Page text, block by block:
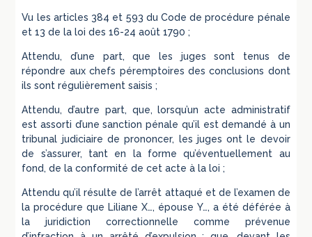
Vu les articles 384 et 593 du Code de procédure pénale
et 13 de la loi des 16-24 août 1790 ;
Attendu, d’une part, que les juges sont tenus de
répondre aux chefs péremptoires des conclusions dont
ils sont régulièrement saisis ;
Attendu, d’autre part, que, lorsqu’un acte administratif
est assorti d’une sanction pénale qu’il est demandé à un
tribunal judiciaire de prononcer, les juges ont le devoir
de s’assurer, tant en la forme qu’éventuellement au
fond, de la conformité de cet acte à la loi ;
Attendu qu’il résulte de l’arrêt attaqué et de l’examen de
la procédure que Liliane X…, épouse Y…, a été déférée à
la juridiction correctionnelle comme prévenue